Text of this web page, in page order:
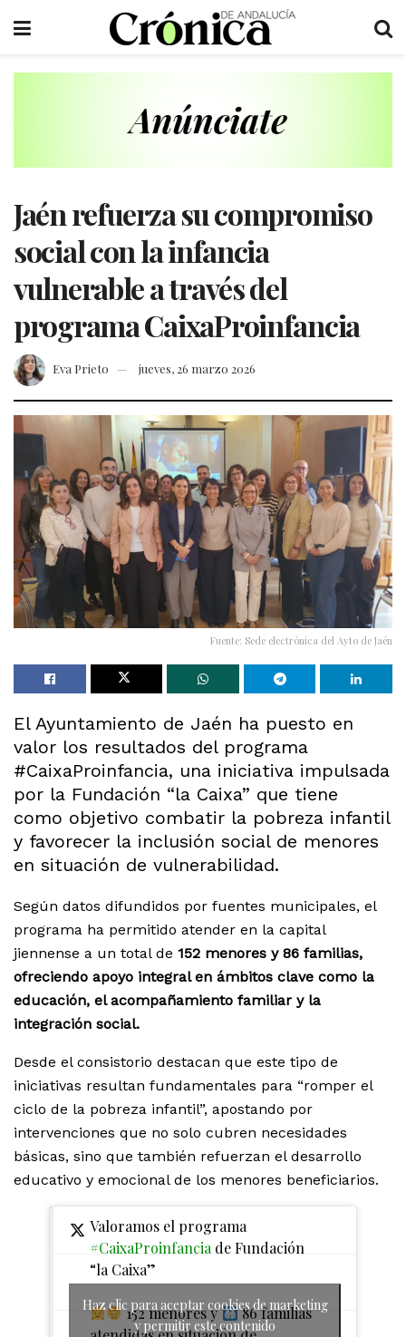
Jaén refuerza su compromiso
social con la infancia
vulnerable a través del
programa CaixaProinfancia
Eva Prieto jueves, 26 marzo 2026
Fuente: Sede electrónica del Ayto de Jaén
El Ayuntamiento de Jaén ha puesto en
valor los resultados del programa
#CaixaProinfancia, una iniciativa impulsada
por la Fundación “la Caixa” que tiene
como objetivo combatir la pobreza infantil
y favorecer la inclusión social de menores
en situación de vulnerabilidad.
Según datos difundidos por fuentes municipales, el
programa ha permitido atender en la capital
jiennense a un total de 152 menores y 86 familias,
ofreciendo apoyo integral en ámbitos clave como la
educación, el acompañamiento familiar y la
integración social.
Desde el consistorio destacan que este tipo de
iniciativas resultan fundamentales para “romper el
ciclo de la pobreza infantil”, apostando por
intervenciones que no solo cubren necesidades
básicas, sino que también refuerzan el desarrollo
educativo y emocional de los menores beneficiarios.
Valoramos el programa
#CaixaProinfancia de Fundación
“la Caixa”
152 menores y
86 familias
Haz clic para aceptar cookies de marketing
y permitir este contenido